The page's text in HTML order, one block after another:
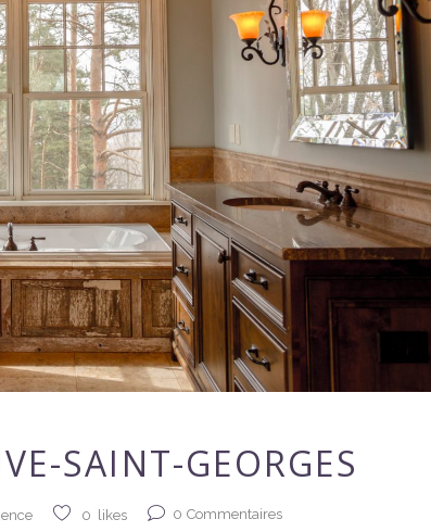
SAINT-GEORGES
0 likes 0 Commentaires